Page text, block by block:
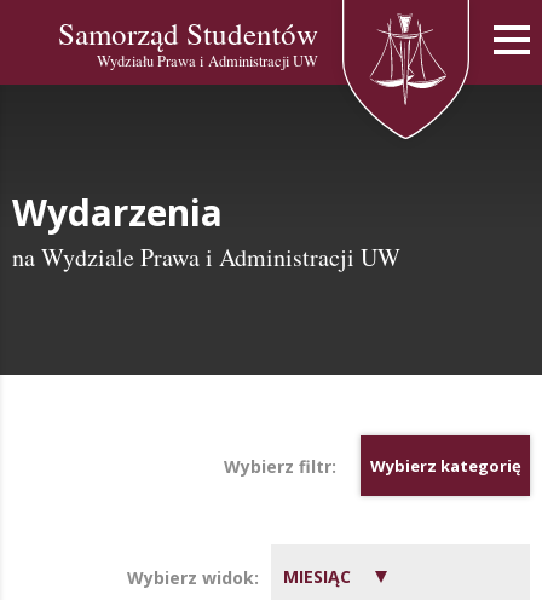
Samorząd Studentów
Wydziału Prawa i Administracji UW
Wydarzenia
na Wydziale Prawa i Administracji UW
Wybierz filtr: Wybierz kategorię
Wybierz widok: MIESIĄC